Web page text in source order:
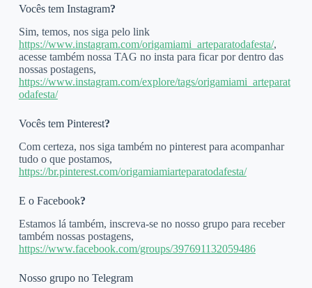
Vocês tem Instagram?
Sim, temos, nos siga pelo link
https://www.instagram.com/origamiami_arteparatodafesta/,
acesse também nossa TAG no insta para ficar por dentro das
nossas postagens,
https://www.instagram.com/explore/tags/origamiami_arteparat
odafesta/
Vocês tem Pinterest?
Com certeza, nos siga também no pinterest para acompanhar
tudo o que postamos,
https://br.pinterest.com/origamiamiarteparatodafesta/
E o Facebook?
Estamos lá também, inscreva-se no nosso grupo para receber
também nossas postagens,
https://www.facebook.com/groups/397691132059486
Nosso grupo no Telegram